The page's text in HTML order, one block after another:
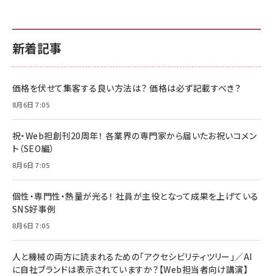
新着記事
価格を伏せて集客する良い方法は？ 価格は必ず記載すべき？
8月6日 7:05
祝・Web担創刊20周年！ 各業界の専門家から届いたお祝いコメン
ト（SEO編）
8月6日 7:05
個性・専門性・熱量が光る！ 社員が主役となって成果を上げている
SNS好事例
8月6日 7:05
人と機械の両方に読まれるための「アクセシビリティツリー」／AI
に自社ブランドは表示されていますか？【Web担当者向け講演】